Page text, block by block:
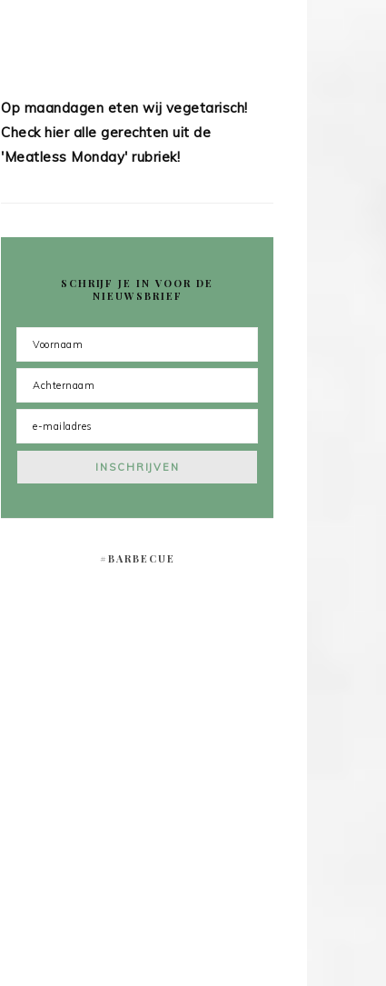
Op maandagen eten wij vegetarisch!
Check hier alle gerechten uit de
'Meatless Monday' rubriek!
SCHRIJF JE IN VOOR DE
NIEUWSBRIEF
#BARBECUE